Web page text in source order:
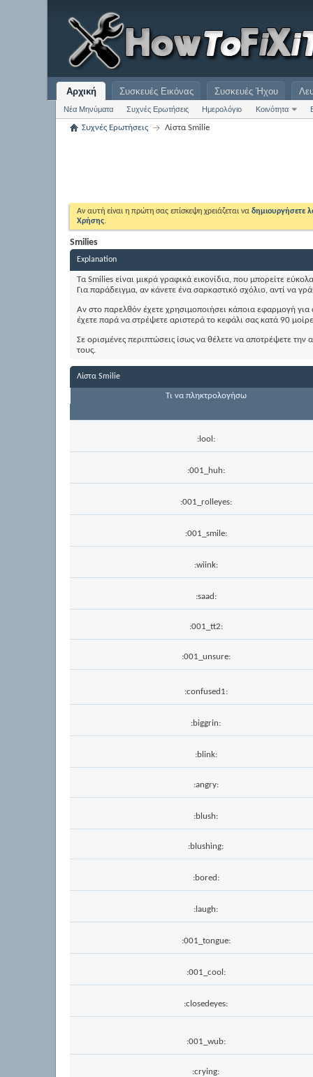
Αρχική
Νέα Μηνύματα Συχνές Ερωτήσεις Ημερολόγιο Κοινότητα
Συσκευές Εικόνας Συσκευές Ήχου
Συχνές Ερωτήσεις Λίστα Smilie
Αν αυτή είναι η πρώτη σας επίσκεψη χρειάζεται ναδημιουργήσετε
Χρήσης.
Smilies
Explanation
Τα Smilies είναι μικρά γραφικά εικονίδια, που μπορείτε
Για παράδειγμα, αν κάνετε ένα σαρκαστικό σχόλιο, αντί να
Αν στο παρελθόν έχετε χρησιμοποιήσει κάποια εφαρμογή
έχετε παρά να στρέψετε αριστερά το κεφάλι σας κατά 90
Σε ορισμένες περιπτώσεις ίσως να θέλετε να αποτρέψετε
τους.
Λίστα Smilie
Τι να πληκτρολογήσω
:lool:
:001_huh:
:001_rolleyes:
:001_smile:
:wiink:
:saad:
:001_tt2:
:001_unsure:
:confused1:
:biggrin:
:blink:
:angry:
:blush:
:blushing:
:bored:
:laugh:
:001_tongue:
:001_cool:
:closedeyes:
:001_wub:
:crying: